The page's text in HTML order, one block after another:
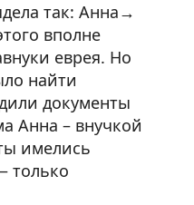
так: Анна→
вполне
еврея. Но
найти
документы
Анна – внучкой
имелись
только